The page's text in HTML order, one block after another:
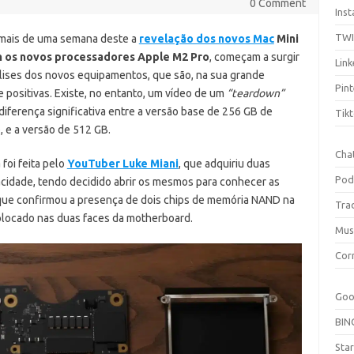
0 Comment
de uma semana deste a revelação dos novos MacMini
os novos processadores Apple M2 Pro, começam a surgir
dos novos equipamentos, que são, na sua grande
positivas. Existe, no entanto, um vídeo de um “teardown”
significativa entre a versão base de 256 GB de
a versão de 512 GB.
foi feita pelo YouTuber Luke Miani, que adquiriu duas
tendo decidido abrir os mesmos para conhecer as
confirmou a presença de dois chips de memória NAND na
nas duas faces da motherboard.